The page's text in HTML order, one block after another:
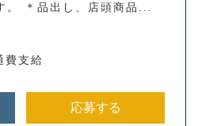
。 ＊品出し、店頭商品...
支給
応募する